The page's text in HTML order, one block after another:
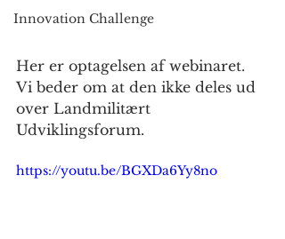
Innovation Challenge
Her er optagelsen af webinaret.
Vi beder om at den ikke deles ud
over Landmilitært
Udviklingsforum.
https://youtu.be/BGXDa6Yy8no